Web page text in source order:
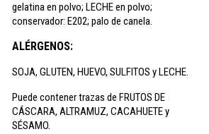
gelatina en polvo; LECHE en polvo;
conservador: E202; palo de canela.
ALÉRGENOS:
SOJA, GLUTEN, HUEVO, SULFITOS y LECHE.
Puede contener trazas de FRUTOS DE
CÁSCARA, ALTRAMUZ, CACAHUETE y
SÉSAMO.